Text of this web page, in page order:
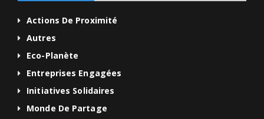
Actions De Proximité
Autres
Eco-Planète
Entreprises Engagées
Initiatives Solidaires
Monde De Partage